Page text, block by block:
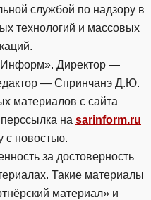
службой по надзору в
технологий и массовых
Директор —
— Спринчанэ Д.Ю.
материалов с сайта
на sarinform.ru
с новостью.
за достоверность
Такие материалы
материал» и